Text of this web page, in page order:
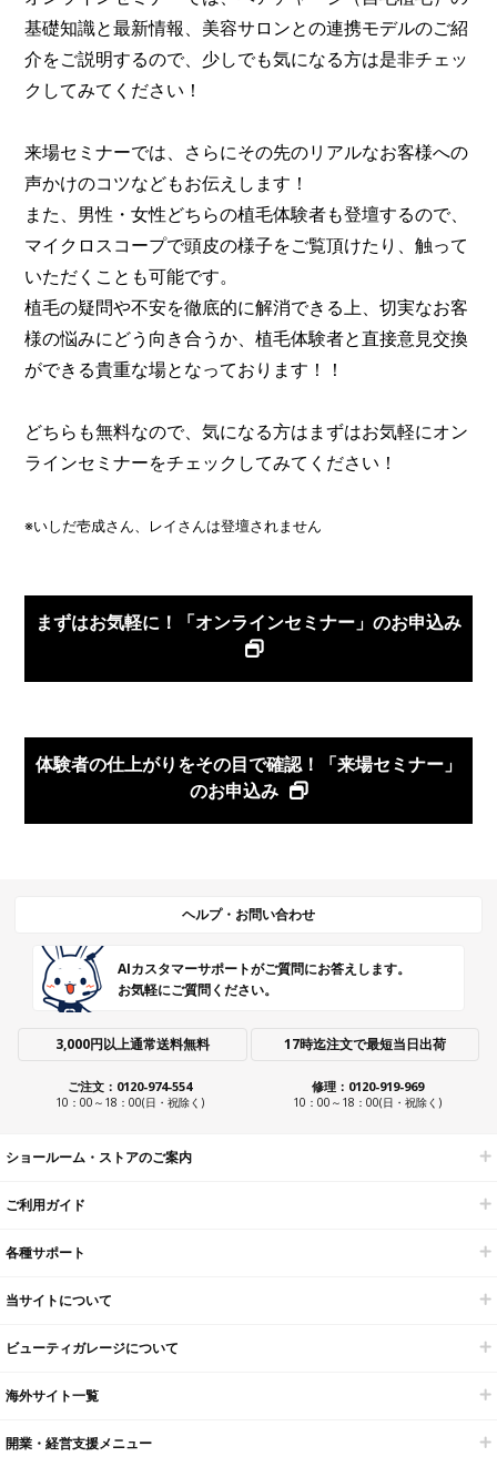
基礎知識と最新情報、美容サロンとの連携モデルのご紹
介をご説明するので、少しでも気になる方は是非チェッ
クしてみてください！
来場セミナーでは、さらにその先のリアルなお客様への
声かけのコツなどもお伝えします！
また、男性・女性どちらの植毛体験者も登壇するので、
マイクロスコープで頭皮の様子をご覧頂けたり、触って
いただくことも可能です。
植毛の疑問や不安を徹底的に解消できる上、切実なお客
様の悩みにどう向き合うか、植毛体験者と直接意見交換
ができる貴重な場となっております！！
どちらも無料なので、気になる方はまずはお気軽にオン
ラインセミナーをチェックしてみてください！
※いしだ壱成さん、レイさんは登壇されません
まずはお気軽に！「オンラインセミナー」のお申込み
体験者の仕上がりをその目で確認！「来場セミナー」
のお申込み
ヘルプ・お問い合わせ
AIカスタマーサポートがご質問にお答えします。
お気軽にご質問ください。
3,000円以上通常送料無料 17時迄注文で最短当日出荷
ご注文：0120-974-554
10：00～18：00(日・祝除く)
修理：0120-919-969
10：00～18：00(日・祝除く)
ショールーム・ストアのご案内
ご利用ガイド
各種サポート
当サイトについて
ビューティガレージについて
海外サイト一覧
開業・経営支援メニュー